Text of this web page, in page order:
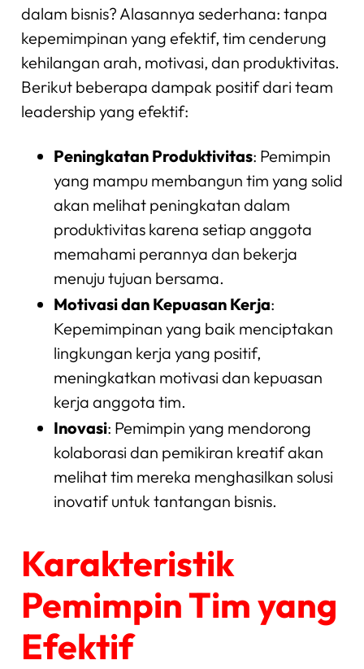
dalam bisnis? Alasannya sederhana: tanpa
kepemimpinan yang efektif, tim cenderung
kehilangan arah, motivasi, dan produktivitas.
Berikut beberapa dampak positif dari team
leadership yang efektif:
Peningkatan Produktivitas: Pemimpin
yang mampu membangun tim yang solid
akan melihat peningkatan dalam
produktivitas karena setiap anggota
memahami perannya dan bekerja
menuju tujuan bersama.
Motivasi dan Kepuasan Kerja:
Kepemimpinan yang baik menciptakan
lingkungan kerja yang positif,
meningkatkan motivasi dan kepuasan
kerja anggota tim.
Inovasi: Pemimpin yang mendorong
kolaborasi dan pemikiran kreatif akan
melihat tim mereka menghasilkan solusi
inovatif untuk tantangan bisnis.
Karakteristik
Pemimpin Tim yang
Efektif